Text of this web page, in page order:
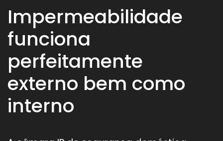
Impermeabilidade
funciona
perfeitamente
externo bem como
interno